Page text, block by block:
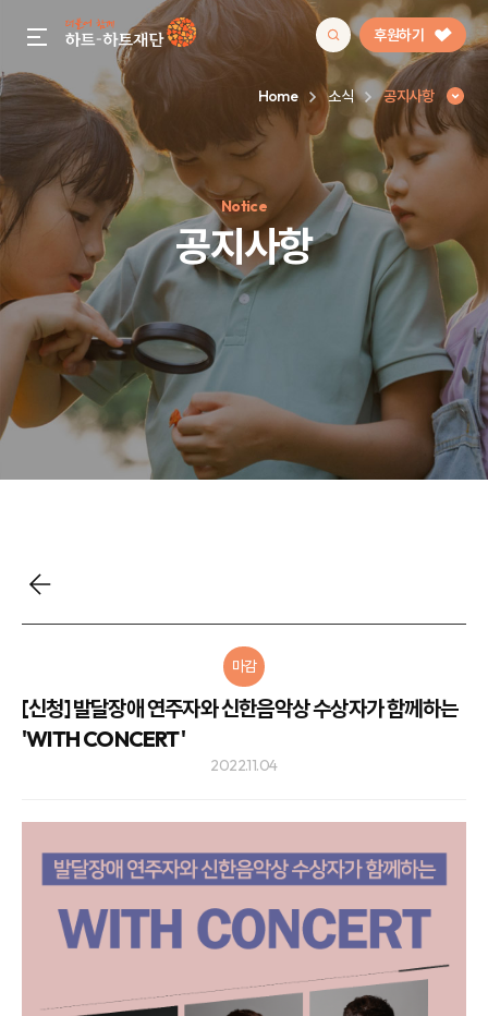
gnb menu open 후원하기
인기 키워드
#정기후원#하트플레이스#캠페인#팬덤후원
Home 소식 공지사항
Notice
공지사항
마감
[신청] 발달장애 연주자와 신한음악상 수상자가 함께하는
'WITH CONCERT'
2022.11.04